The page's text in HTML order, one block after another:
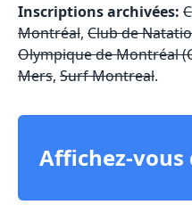
Inscriptions archivées:
Montréal, Club de
Olympique de Montréal
Mers, Surf Montreal.
Affichez-